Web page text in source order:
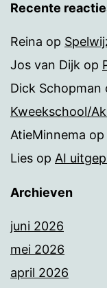
Recente
Reina op
Jos van Dijk op
Dick Schopman
Kweekschool/
AtieMinnema op
Lies op AI
Archieven
juni 2026
mei 2026
april 2026